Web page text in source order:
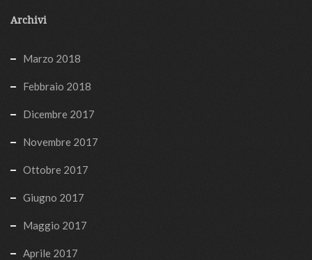
Archivi
Marzo 2018
Febbraio 2018
Dicembre 2017
Novembre 2017
Ottobre 2017
Giugno 2017
Maggio 2017
Aprile 2017